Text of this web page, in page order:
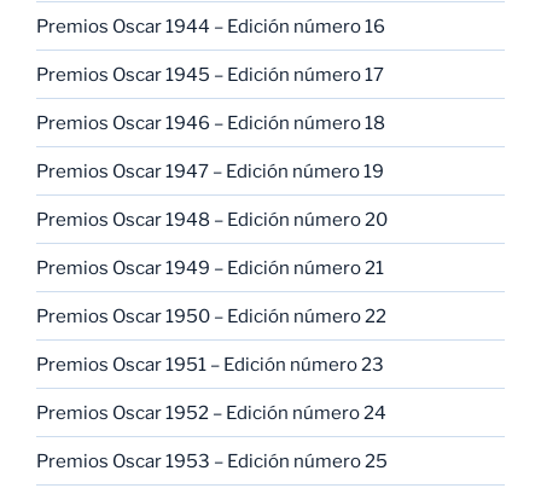
Premios Oscar 1944 – Edición número 16
Premios Oscar 1945 – Edición número 17
Premios Oscar 1946 – Edición número 18
Premios Oscar 1947 – Edición número 19
Premios Oscar 1948 – Edición número 20
Premios Oscar 1949 – Edición número 21
Premios Oscar 1950 – Edición número 22
Premios Oscar 1951 – Edición número 23
Premios Oscar 1952 – Edición número 24
Premios Oscar 1953 – Edición número 25